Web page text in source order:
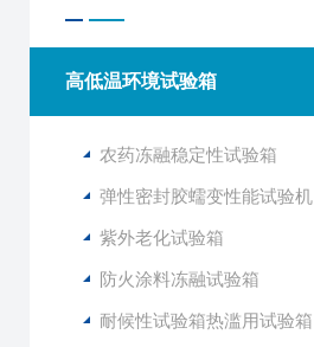
高低温环境试验箱
农药冻融稳定性试验箱
弹性密封胶蠕变性能试验机
紫外老化试验箱
防火涂料冻融试验箱
耐候性试验箱热滥用试验箱